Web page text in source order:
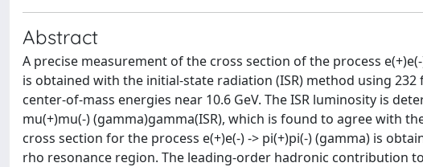
Abstract
A precise measurement of the cross section of the process
is obtained with the initial-state radiation (ISR) method using
center-of-mass energies near 10.6 GeV. The ISR luminosity is
mu(+)mu(-) (gamma)gamma(ISR), which is found to agree with
cross section for the process e(+)e(-) -> pi(+)pi(-) (gamma) is
rho resonance region. The leading-order hadronic contribution